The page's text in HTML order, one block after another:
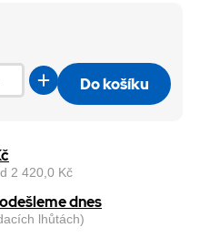
Do košíku
2 420,0 Kč
dnes
lhůtách)